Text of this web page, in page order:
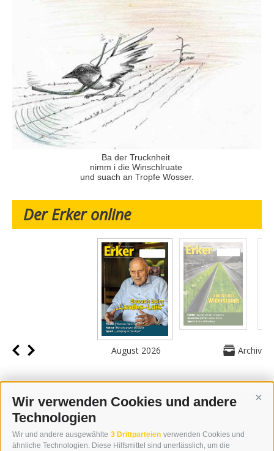
Wir verwenden Cookies und andere
Technologien
Wir und andere ausgewählte 3 Drittparteien verwenden Cookies und
ähnliche Technologien. Diese Hilfsmittel sind unerlässlich, um die
Ba der Trucknheit
nimm i die Winschlruate
und suach an Tropfe Wosser.
Der Erker online
August 2026 Archiv
KONTAKT
WIPP-MEDIA GMBH